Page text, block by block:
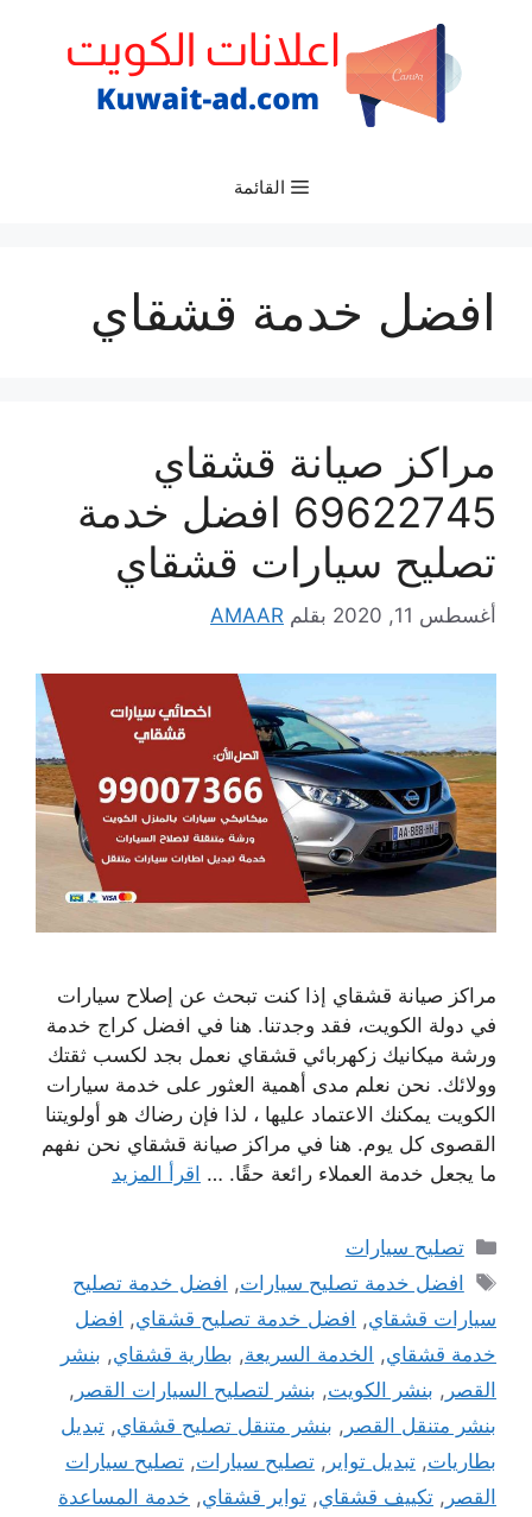
القائمة
افضل خدمة قشقاي
مراكز صيانة قشقاي
69622745 افضل خدمة
تصليح سيارات قشقاي
أغسطس 11, 2020 بقلم AMAAR
مراكز صيانة قشقاي إذا كنت تبحث عن إصلاح سيارات
في دولة الكويت، فقد وجدتنا. هنا في افضل كراج خدمة
ورشة ميكانيك زكهربائي قشقاي نعمل بجد لكسب ثقتك
وولائك. نحن نعلم مدى أهمية العثور على خدمة سيارات
الكويت يمكنك الاعتماد عليها ، لذا فإن رضاك ​​هو أولويتنا
القصوى كل يوم. هنا في مراكز صيانة قشقاي نحن نفهم
ما يجعل خدمة العملاء رائعة حقًا. … اقرأ المزيد
التصنيفات
تصليح سيارات
الوسوم
افضل خدمة تصليح سيارات, افضل خدمة تصليح
سيارات قشقاي, افضل خدمة تصليح قشقاي, افضل
خدمة قشقاي, الخدمة السريعة, بطارية قشقاي, بنشر
القصر , بنشر الكويت, بنشر لتصليح السيارات القصر ,
بنشر متنقل القصر , بنشر متنقل تصليح قشقاي, تبديل
بطاريات, تبديل تواير , تصليح سيارات, تصليح سيارات
القصر , تكييف قشقاي, تواير قشقاي, خدمة المساعدة